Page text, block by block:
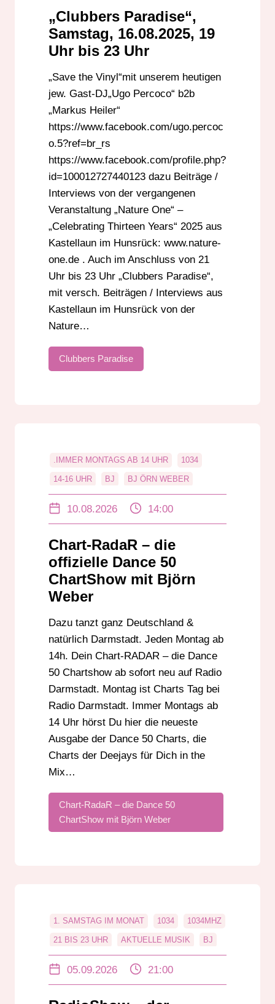
„Clubbers Paradise“,
Samstag, 16.08.2025, 19
Uhr bis 23 Uhr
„Save the Vinyl“mit unserem heutigen
jew. Gast-DJ„Ugo Percoco“ b2b
„Markus Heiler“
https://www.facebook.com/ugo.percoc
o.5?ref=br_rs
https://www.facebook.com/profile.php?
id=100012727440123 dazu Beiträge /
Interviews von der vergangenen
Veranstaltung „Nature One“ –
„Celebrating Thirteen Years“ 2025 aus
Kastellaun im Hunsrück: www.nature-
one.de . Auch im Anschluss von 21
Uhr bis 23 Uhr „Clubbers Paradise“,
mit versch. Beiträgen / Interviews aus
Kastellaun im Hunsrück von der
Nature…
Clubbers Paradise
.IMMER MONTAGS AB 14 UHR 1034
14-16 UHR BJ BJ ÖRN WEBER
CHARTS
DANCE50 DARMSTADT DEEJAY
EDM GROSS-GERAU HESSEN
HOUSE
MONTAG 14 UHR
NEU AB 17.06.2024 OFFIZIELLE CHARTS
PARTYSHOW PLATZ 50 BIS 1 RADIO
RHEINLAND-PFALZ RUNDFUNK
STREAM SÜDHESSEN
UKW
ZU EMPFANGEN AUCH IN BADEN-
WÜRTTEMBERG
10.08.2026 14:00
Chart-RadaR – die
offizielle Dance 50
ChartShow mit Björn
Weber
Dazu tanzt ganz Deutschland &
natürlich Darmstadt. Jeden Montag ab
14h. Dein Chart-RADAR – die Dance
50 Chartshow ab sofort neu auf Radio
Darmstadt. Montag ist Charts Tag bei
Radio Darmstadt. Immer Montags ab
14 Uhr hörst Du hier die neueste
Ausgabe der Dance 50 Charts, die
Charts der Deejays für Dich in the
Mix…
Chart-RadaR – die Dance 50
ChartShow mit Björn Weber
1. SAMSTAG IM MONAT 1034 1034MHZ
21 BIS 23 UHR AKTUELLE MUSIK BJ
CHARTS
05.09.2026 21:00